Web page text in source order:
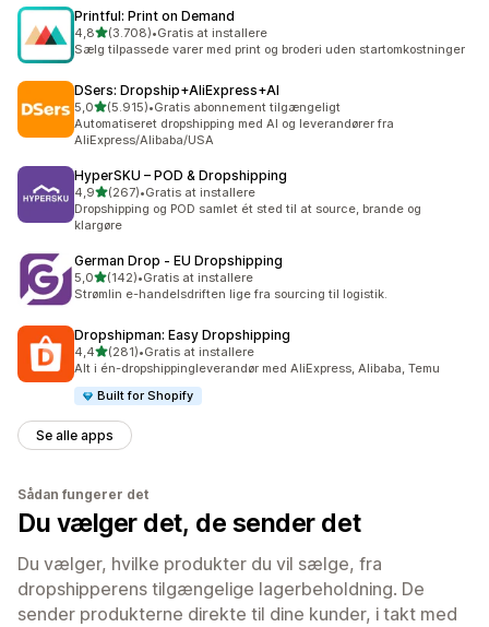
Printful: Print on Demand
4,8ud af 5 stjerner
(3.708)
3708 anmeldelser i alt
•Gratis at installere
Sælg tilpassede varer med print og broderi uden startomkostninger
DSers: Dropship+AliExpress+AI
5,0ud af 5 stjerner
(5.915)
5915 anmeldelser i alt
•Gratis abonnement tilgængeligt
Automatiseret dropshipping med AI og leverandører fra
AliExpress/Alibaba/USA
HyperSKU – POD & Dropshipping
4,9ud af 5 stjerner
(267)
267 anmeldelser i alt
•Gratis at installere
Dropshipping og POD samlet ét sted til at source, brande og
klargøre
German Drop ‑ EU Dropshipping
5,0ud af 5 stjerner
(142)
142 anmeldelser i alt
•Gratis at installere
Strømlin e-handelsdriften lige fra sourcing til logistik.
Dropshipman: Easy Dropshipping
4,4ud af 5 stjerner
(281)
281 anmeldelser i alt
•Gratis at installere
Alt i én-dropshippingleverandør med AliExpress, Alibaba, Temu
Built for Shopify
Se alle apps
Sådan fungerer det
Du vælger det, de sender det
Du vælger, hvilke produkter du vil sælge, fra
dropshipperens tilgængelige lagerbeholdning. De
sender produkterne direkte til dine kunder, i takt med